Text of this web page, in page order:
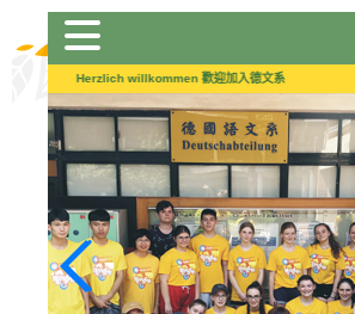
到
Herzlich willkommen 歡迎加入德文系